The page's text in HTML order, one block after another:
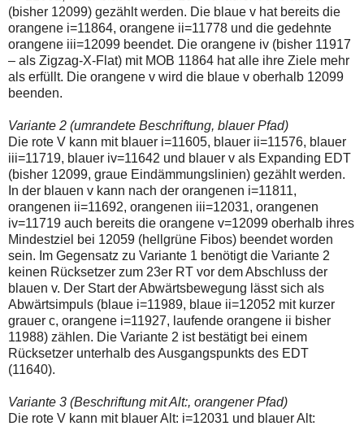
ich
um
Kontaktaufnahme
per
Mail
robbys-
elliottwellen@online.de.
zur
Lösung
des
Problems
sind
die
Post
auch
auf
der
Plattform
wallstreet-
online.de
verfügbar.
(bisher 12099) gezählt werden. Die blaue v hat bereits die
orangene i=11864, orangene ii=11778 und die gedehnte
orangene iii=12099 beendet. Die orangene iv (bisher 11917
– als Zigzag-X-Flat) mit MOB 11864 hat alle ihre Ziele mehr
als erfüllt. Die orangene v wird die blaue v oberhalb 12099
beenden.
Variante 2 (umrandete Beschriftung, blauer Pfad)
Die rote V kann mit blauer i=11605, blauer ii=11576, blauer
iii=11719, blauer iv=11642 und blauer v als Expanding EDT
(bisher 12099, graue Eindämmungslinien) gezählt werden.
In der blauen v kann nach der orangenen i=11811,
orangenen ii=11692, orangenen iii=12031, orangenen
iv=11719 auch bereits die orangene v=12099 oberhalb ihres
Mindestziel bei 12059 (hellgrüne Fibos) beendet worden
sein. Im Gegensatz zu Variante 1 benötigt die Variante 2
keinen Rücksetzer zum 23er RT vor dem Abschluss der
blauen v. Der Start der Abwärtsbewegung lässt sich als
Abwärtsimpuls (blaue i=11989, blaue ii=12052 mit kurzer
grauer c, orangene i=11927, laufende orangene ii bisher
11988) zählen. Die Variante 2 ist bestätigt bei einem
Rücksetzer unterhalb des Ausgangspunkts des EDT
(11640).
Variante 3 (Beschriftung mit Alt:, orangener Pfad)
Die rote V kann mit blauer Alt: i=12031 und blauer Alt: